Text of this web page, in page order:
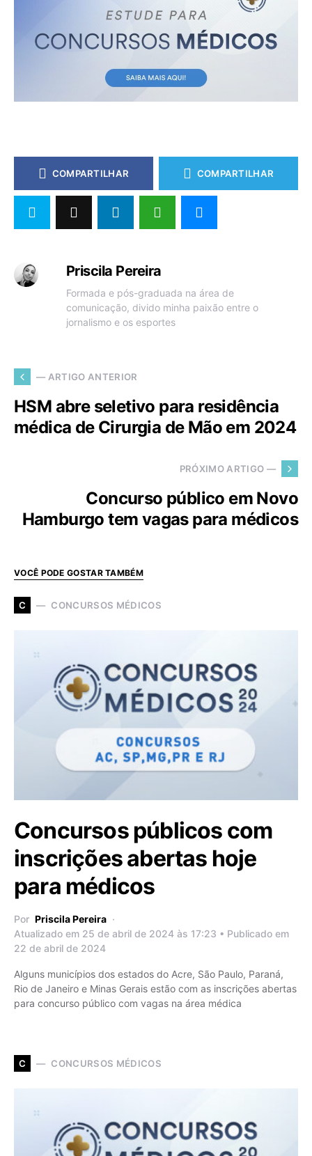
COMPARTILHAR COMPARTILHAR
Priscila Pereira
Formada e pós-graduada na área de
comunicação, divido minha paixão entre o
jornalismo e os esportes
— ARTIGO ANTERIOR
HSM abre seletivo para residência
médica de Cirurgia de Mão em 2024
PRÓXIMO ARTIGO —
Concurso público em Novo
Hamburgo tem vagas para médicos
VOCÊ PODE GOSTAR TAMBÉM
C CONCURSOS MÉDICOS
Concursos públicos com
inscrições abertas hoje
para médicos
Por Priscila Pereira
Atualizado em 25 de abril de 2024 às 17:23 • Publicado em
22 de abril de 2024
Alguns municípios dos estados do Acre, São Paulo, Paraná,
Rio de Janeiro e Minas Gerais estão com as inscrições abertas
para concurso público com vagas na área médica
C CONCURSOS MÉDICOS